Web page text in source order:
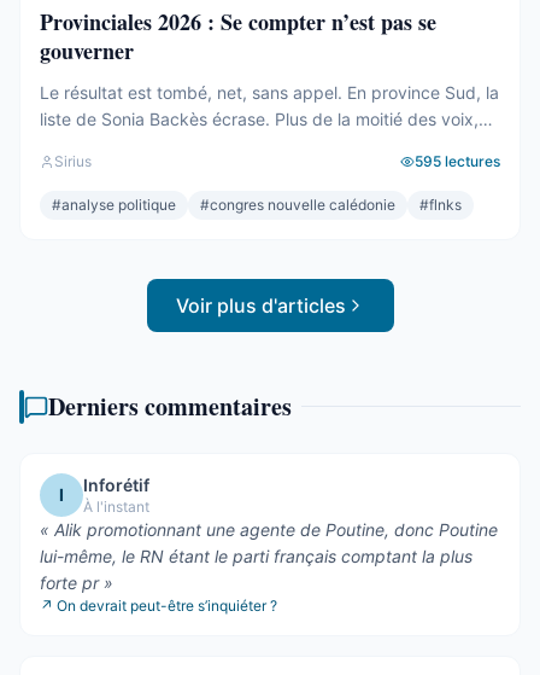
Provinciales 2026 : Se compter n’est pas se
gouverner
Le résultat est tombé, net, sans appel. En province Sud, la
liste de Sonia Backès écrase. Plus de la moitié des voix,
pulvérisée, le centre rayé de la carte. On parlera de raz-
de-marée, et le mot, pour une fois, ne sera pas exagéré.
Sirius 595 lectures
#analyse politique #congres nouvelle calédonie #flnks
Voir plus d'articles
Derniers commentaires
I Inforétif
À l'instant
« Alik promotionnant une agente de Poutine, donc Poutine
lui-même, le RN étant le parti français comptant la plus
forte pr»
↗ On devrait peut-être s’inquiéter ?